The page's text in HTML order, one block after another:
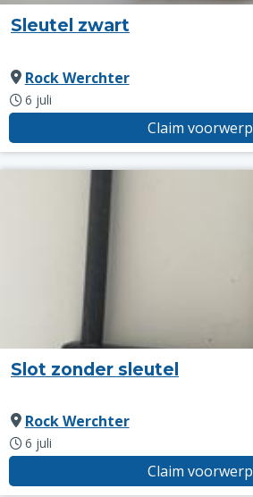
Sleutel zwart
Rock Werchter
6 juli
Claim voorwerp
Slot zonder sleutel
Rock Werchter
6 juli
Claim voorwerp